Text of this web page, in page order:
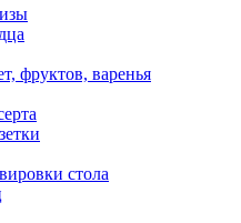
фруктов, варенья
стола